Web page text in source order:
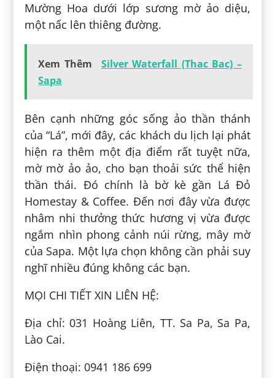
Mường Hoa dưới lớp sương mờ ảo diệu,
một nấc lên thiêng đường.
Xem Thêm
Silver Waterfall (Thac Bac) –
Sapa
Bên cạnh những góc sống ảo thần thánh
của “Lá”, mới đây, các khách du lịch lại phát
hiện ra thêm một địa điểm rất tuyệt nữa,
mờ mờ ảo ảo, cho bạn thoải sức thể hiện
thần thái. Đó chính là bờ kè gần Lá Đỏ
Homestay & Coffee. Đến nơi đây vừa được
nhâm nhi thưởng thức hương vị vừa được
ngắm nhìn phong cảnh núi rừng, mây mờ
của Sapa. Một lựa chọn không cần phải suy
nghĩ nhiều đúng không các bạn.
MỌI CHI TIẾT XIN LIÊN HỆ:
Địa chỉ: 031 Hoàng Liên, TT. Sa Pa, Sa Pa,
Lào Cai.
Điện thoại: 0941 186 699